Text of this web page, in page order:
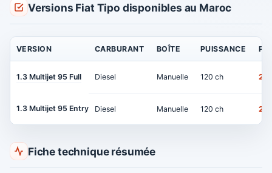
Versions Fiat Tipo disponibles au Maroc
VERSION CARBURANT BOÎTE PUISSANCE
1.3 Multijet 95 Full Diesel Manuelle 120 ch
1.3 Multijet 95 Entry Diesel Manuelle 120 ch
Fiche technique résumée